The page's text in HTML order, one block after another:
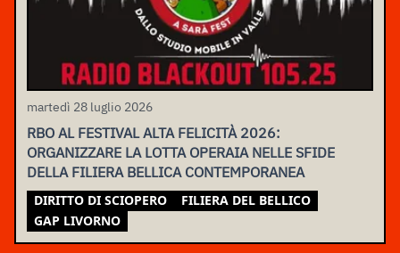
martedì 28 luglio 2026
RBO AL FESTIVAL ALTA FELICITÀ 2026:
ORGANIZZARE LA LOTTA OPERAIA NELLE SFIDE
DELLA FILIERA BELLICA CONTEMPORANEA
DIRITTO DI SCIOPERO
FILIERA DEL BELLICO
GAP LIVORNO